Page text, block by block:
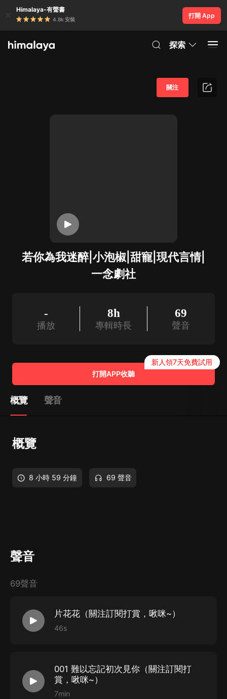
Himalaya-有聲書
4.8k 安裝
打開 App
探索
若你為我迷醉|小泡椒|甜寵|現代言情|
一念劇社
關注
-
播放
8h
專輯時長
69
聲音
打開APP收聽
新人領7天免費試用
概覽 聲音
概覽
8 小時 59 分鐘 69 聲音
聲音
69聲音
片花花（關注訂閱打賞，啾咪~）
46s
001 難以忘記初次見你（關注訂閱打
賞，啾咪~）
7min